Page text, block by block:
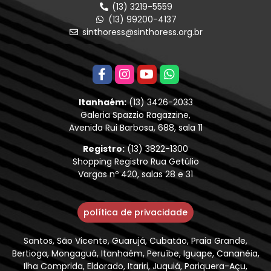
(13) 3219-5559
(13) 99200-4137
sinthoress@sinthoress.org.br
Itanhaém:(13) 3426-2033
Galeria Spazzio Ragazzine,
Avenida Rui Barbosa, 688, sala 11
Registro:(13) 3822-1300
Shopping Registro Rua Getúlio
Vargas nº 420, salas 28 e 31
política de privacidade
Santos, São Vicente, Guarujá, Cubatão, Praia Grande,
Bertioga, Mongaguá, Itanhaém, Peruíbe, Iguape, Cananéia,
Ilha Comprida, Eldorado, Itariri, Juquiá, Pariquera-Açu,